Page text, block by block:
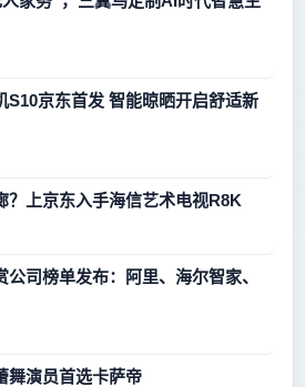
S10京东首发 智能晾晒开启舒适新
？上京东入手海信艺术电视R8K
公司榜单发布：阿里、海尔智家、
舞演员首选卡萨帝